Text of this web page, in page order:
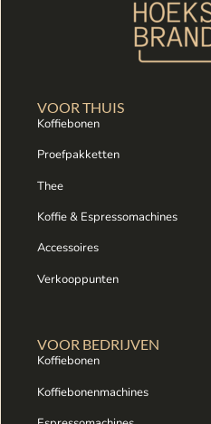
VOOR THUIS
Koffiebonen
Proefpakketten
Thee
Koffie & Espressomachines
Accessoires
Verkooppunten
VOOR BEDRIJVEN
Koffiebonen
Koffiebonenmachines